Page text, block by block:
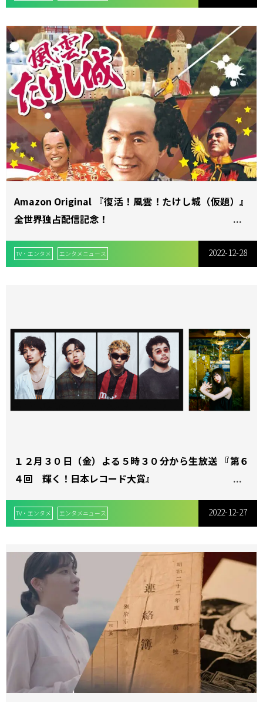
Amazon Original 『復活！風雲！たけし城（仮題）』
全世界独占配信記念！
で国内初配信決定！
TV・エンタメ エンタメニュース 2022-12-28
１２月３０日（金）よる５時３０分から生放送 『第６
４回 輝く！日本レコード大賞』
TV・エンタメ エンタメニュース 2022-12-27